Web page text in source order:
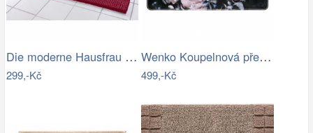
Die moderne Hausfrau Koupelnová…
299,-Kč
Wenko Koupelnová předložka PEONY s…
499,-Kč